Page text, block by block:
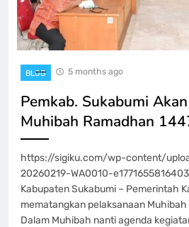
BLOG 5 months ago
Pemkab. Sukabumi
Muhibah Ramadhan
https://sigiku.com/wp-content/
20260219-WA0010-
Kabupaten Sukabumi – Pemerintah
mematangkan pelaksanaan
Dalam Muhibah nanti agenda